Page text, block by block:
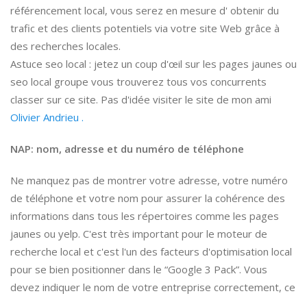
référencement local, vous serez en mesure d' obtenir du
trafic et des clients potentiels via votre site Web grâce à
des recherches locales.
Astuce seo local : jetez un coup d'œil sur les pages jaunes ou
seo local groupe vous trouverez tous vos concurrents
classer sur ce site. Pas d'idée visiter le site de mon ami
Olivier Andrieu .
NAP: nom, adresse et du numéro de téléphone
Ne manquez pas de montrer votre adresse, votre numéro
de téléphone et votre nom pour assurer la cohérence des
informations dans tous les répertoires comme les pages
jaunes ou yelp. C'est très important pour le moteur de
recherche local et c'est l'un des facteurs d'optimisation local
pour se bien positionner dans le “Google 3 Pack”. Vous
devez indiquer le nom de votre entreprise correctement, ce